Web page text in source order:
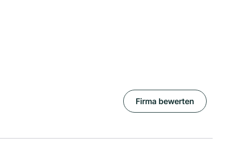
Firma bewerten